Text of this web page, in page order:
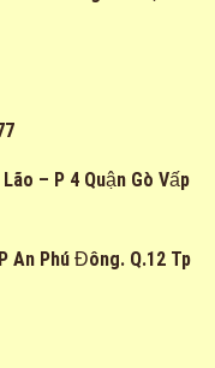
– P 4 Quận Gò Vấp
An Phú Đông. Q.12 Tp